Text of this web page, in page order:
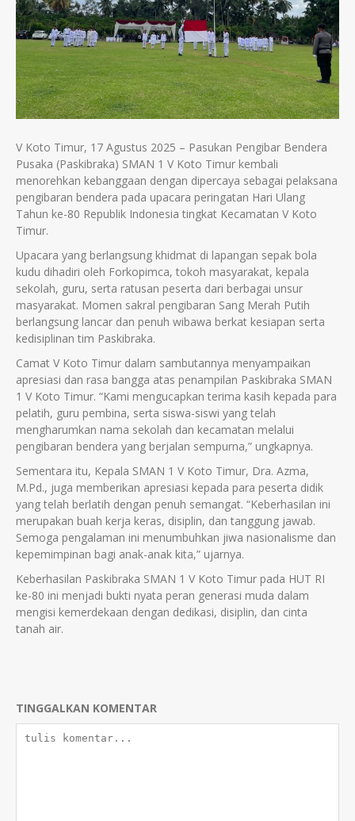
V Koto Timur, 17 Agustus 2025 – Pasukan Pengibar Bendera
Pusaka (Paskibraka) SMAN 1 V Koto Timur kembali
menorehkan kebanggaan dengan dipercaya sebagai pelaksana
pengibaran bendera pada upacara peringatan Hari Ulang
Tahun ke-80 Republik Indonesia tingkat Kecamatan V Koto
Timur.
Upacara yang berlangsung khidmat di lapangan sepak bola
kudu dihadiri oleh Forkopimca, tokoh masyarakat, kepala
sekolah, guru, serta ratusan peserta dari berbagai unsur
masyarakat. Momen sakral pengibaran Sang Merah Putih
berlangsung lancar dan penuh wibawa berkat kesiapan serta
kedisiplinan tim Paskibraka.
Camat V Koto Timur dalam sambutannya menyampaikan
apresiasi dan rasa bangga atas penampilan Paskibraka SMAN
1 V Koto Timur. “Kami mengucapkan terima kasih kepada para
pelatih, guru pembina, serta siswa-siswi yang telah
mengharumkan nama sekolah dan kecamatan melalui
pengibaran bendera yang berjalan sempurna,” ungkapnya.
Sementara itu, Kepala SMAN 1 V Koto Timur, Dra. Azma,
M.Pd., juga memberikan apresiasi kepada para peserta didik
yang telah berlatih dengan penuh semangat. “Keberhasilan ini
merupakan buah kerja keras, disiplin, dan tanggung jawab.
Semoga pengalaman ini menumbuhkan jiwa nasionalisme dan
kepemimpinan bagi anak-anak kita,” ujarnya.
Keberhasilan Paskibraka SMAN 1 V Koto Timur pada HUT RI
ke-80 ini menjadi bukti nyata peran generasi muda dalam
mengisi kemerdekaan dengan dedikasi, disiplin, dan cinta
tanah air.
TINGGALKAN KOMENTAR